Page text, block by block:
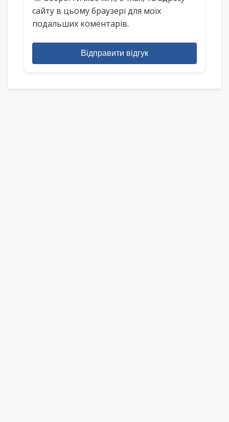
сайту в цьому браузері для моїх
подальших коментарів.
Відправити відгук